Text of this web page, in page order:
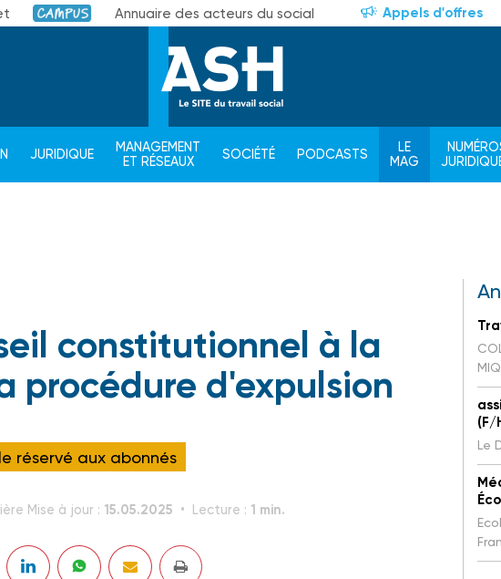
Campus Annuaire des acteurs du social Appels d'offres
JURIDIQUE
MANAGEMENT
ET RÉSEAUX
SOCIÉTÉ PODCASTS
LE
MAG
constitutionnel à la
procédure d'expulsion
réservé aux abonnés
Mise à jour : 15.05.2025 Lecture : 1 min.
(F/
Le